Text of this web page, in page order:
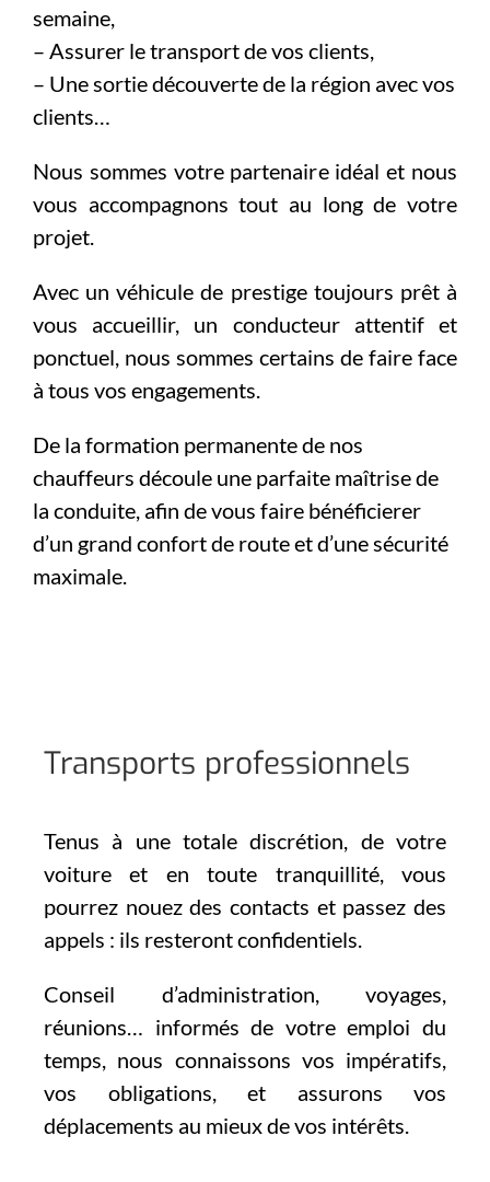
semaine,
– Assurer le transport de vos clients,
– Une sortie découverte de la région avec vos
clients…
Nous sommes votre partenaire idéal et nous
vous accompagnons tout au long de votre
projet.
Avec un véhicule de prestige toujours prêt à
vous accueillir, un conducteur attentif et
ponctuel, nous sommes certains de faire face
à tous vos engagements.
De la formation permanente de nos
chauffeurs découle une parfaite maîtrise de
la conduite, afin de vous faire bénéficierer
d’un grand confort de route et d’une sécurité
maximale.
Transports professionnels
Tenus à une totale discrétion, de votre
voiture et en toute tranquillité, vous
pourrez nouez des contacts et passez des
appels : ils resteront confidentiels.
Conseil d’administration, voyages,
réunions… informés de votre emploi du
temps, nous connaissons vos impératifs,
vos obligations, et assurons vos
déplacements au mieux de vos intérêts.